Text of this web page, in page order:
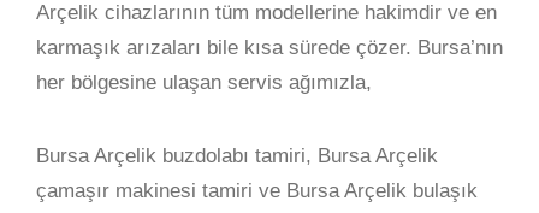
Arçelik cihazlarının tüm modellerine hakimdir ve en
karmaşık arızaları bile kısa sürede çözer. Bursa’nın
her bölgesine ulaşan servis ağımızla,
Bursa Arçelik buzdolabı tamiri, Bursa Arçelik
çamaşır makinesi tamiri ve Bursa Arçelik bulaşık